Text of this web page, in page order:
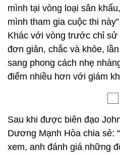
mình tại vòng loại sân
mình tham gia cuộc thi
Khác với vòng trước chỉ
đơn giản, chắc và khỏe,
sang phong cách nhẹ
điểm nhiều hơn với giám
Sau khi được biên đạo
Dương Mạnh Hòa chia sẻ:
xem, anh đánh giá những